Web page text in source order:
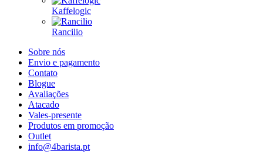
Kaffelogic
Rancilio
Sobre nós
Envio e pagamento
Contato
Blogue
Avaliações
Atacado
Vales-presente
Produtos em promoção
Outlet
info@4barista.pt